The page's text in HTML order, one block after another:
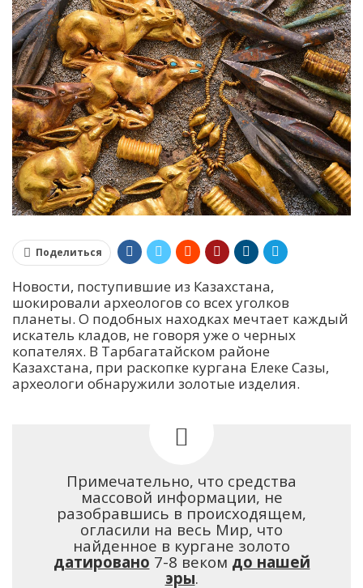
Поделиться
Новости, поступившие из Казахстана,
шокировали археологов со всех уголков
планеты. О подобных находках мечтает каждый
искатель кладов, не говоря уже о черных
копателях. В Тарбагатайском районе
Казахстана, при раскопке кургана Елеке Сазы,
археологи обнаружили золотые изделия.
Примечательно, что средства
массовой информации, не
разобравшись в происходящем,
огласили на весь Мир, что
найденное в кургане золото
датировано 7-8 веком до нашей
эры.